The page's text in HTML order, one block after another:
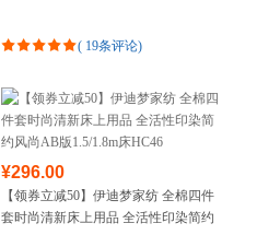
( 19条评论)
¥296.00
【领券立减50】伊迪梦家纺 全棉四件
套时尚清新床上用品 全活性印染简约